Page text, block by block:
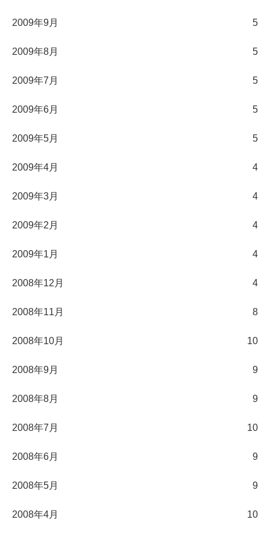
2009年9月 5
2009年8月 5
2009年7月 5
2009年6月 5
2009年5月 5
2009年4月 4
2009年3月 4
2009年2月 4
2009年1月 4
2008年12月 4
2008年11月 8
2008年10月 10
2008年9月 9
2008年8月 9
2008年7月 10
2008年6月 9
2008年5月 9
2008年4月 10